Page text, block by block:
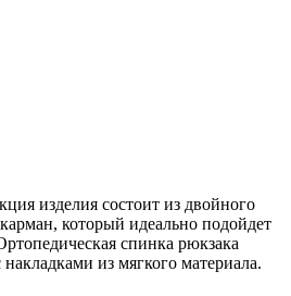
изделия состоит из двойного
который идеально подойдет
спинка рюкзака
из мягкого материала.